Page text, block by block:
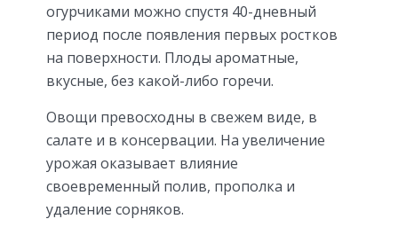
огурчиками можно спустя 40-дневный
период после появления первых ростков
на поверхности. Плоды ароматные,
вкусные, без какой-либо горечи.
Овощи превосходны в свежем виде, в
салате и в консервации. На увеличение
урожая оказывает влияние
своевременный полив, прополка и
удаление сорняков.